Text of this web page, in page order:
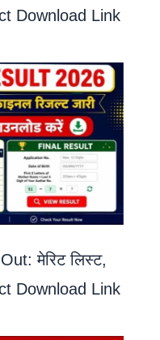
Download Link
मेरिट लिस्ट,
Download Link